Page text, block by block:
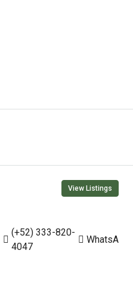
View Listings
(+52) 333-820-
4047
WhatsApp